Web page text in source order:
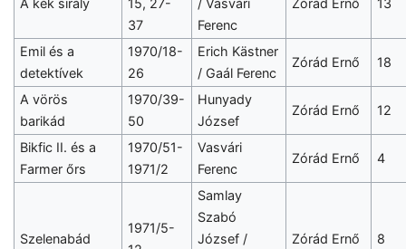
A kék sirály
15, 27-
37
/ Vasvári
Ferenc
Zórád Ernő 13
Emil és a
detektívek
1970/18-
26
Erich Kästner
/ Gaál Ferenc
Zórád Ernő 18
A vörös
barikád
1970/39-
50
Hunyady
József
Zórád Ernő 12
Bikfic II. és a
Farmer őrs
1970/51-
1971/2
Vasvári
Ferenc
Zórád Ernő 4
Szelenabád
1971/5-
Samlay
Szabó
József /
Zórád Ernő 8